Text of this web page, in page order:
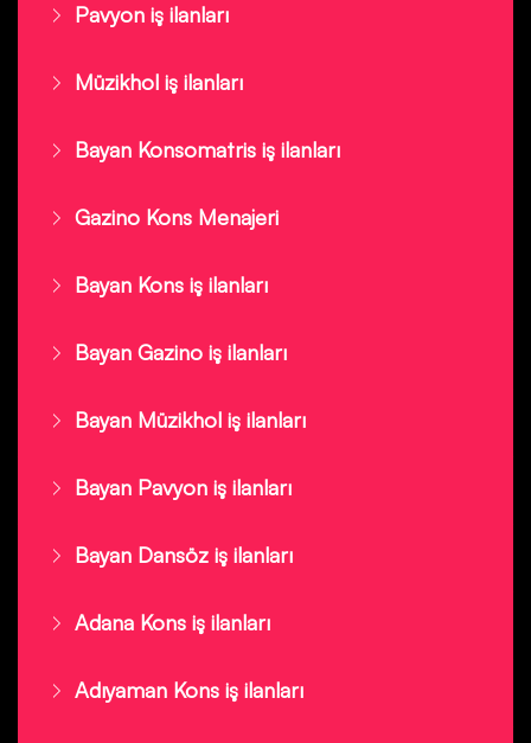
Pavyon iş ilanları
Müzikhol iş ilanları
Bayan Konsomatris iş ilanları
Gazino Kons Menajeri
Bayan Kons iş ilanları
Bayan Gazino iş ilanları
Bayan Müzikhol iş ilanları
Bayan Pavyon iş ilanları
Bayan Dansöz iş ilanları
Adana Kons iş ilanları
Adıyaman Kons iş ilanları